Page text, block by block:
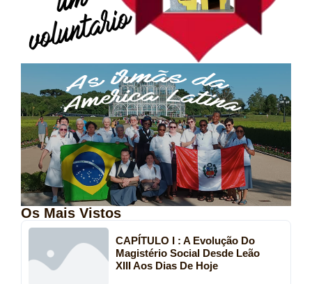
Os Mais Vistos
CAPÍTULO I : A Evolução Do
Magistério Social Desde Leão
XIII Aos Dias De Hoje